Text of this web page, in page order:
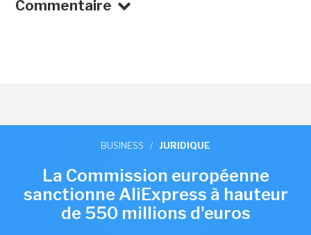
Commentaire
BUSINESS / JURIDIQUE
La Commission européenne
sanctionne AliExpress à hauteur
de 550 millions d'euros